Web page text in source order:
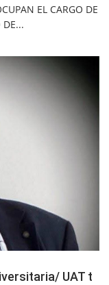
EL CARGO DE
DE...
UAT t